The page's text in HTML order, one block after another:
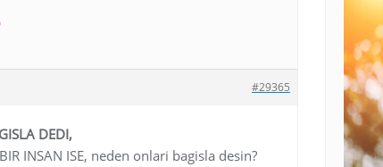
#29365
DEDI,
INSAN ISE, neden onlari bagisla desin?